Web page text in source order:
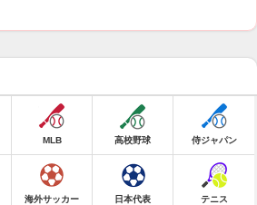
MLB 高校野球 侍ジャパン
海外サッカー 日本代表 テニス